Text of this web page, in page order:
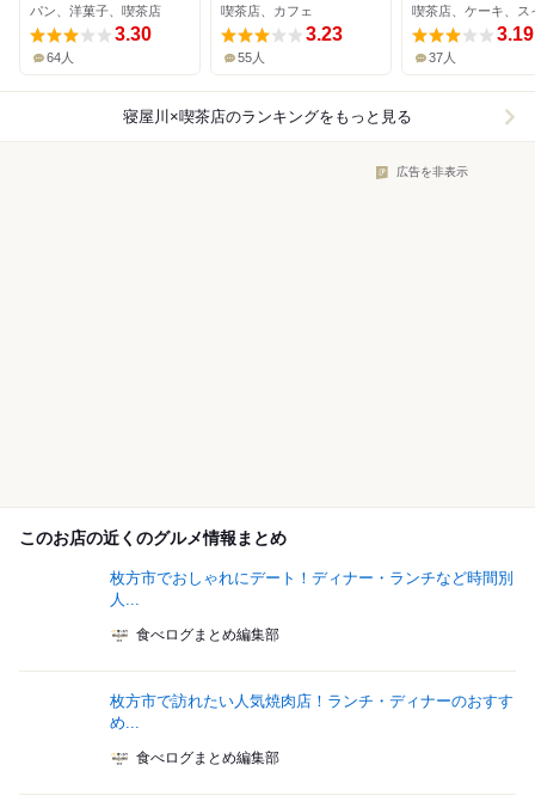
パン、洋菓子、喫茶店
3.30
64人
喫茶店、カフェ
3.23
55人
喫茶店、ケーキ、ス
3.19
37人
寝屋川×喫茶店のランキングをもっと見る
広告を非表示
このお店の近くのグルメ情報まとめ
枚方市でおしゃれにデート！ディナー・ランチなど時間別
人...
食べログまとめ編集部
枚方市で訪れたい人気焼肉店！ランチ・ディナーのおすす
め...
食べログまとめ編集部